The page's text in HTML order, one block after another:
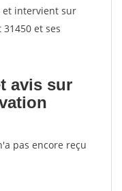
et intervient sur
et ses
avis sur
pas encore reçu